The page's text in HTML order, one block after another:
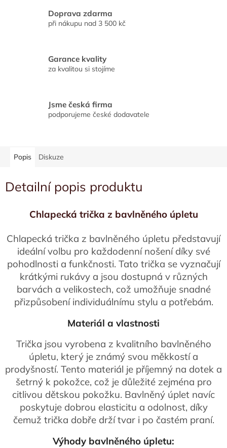
Doprava zdarma
při nákupu nad 3 500 kč
Garance kvality
za kvalitou si stojíme
Jsme česká firma
podporujeme české dodavatele
Popis Diskuze
Detailní popis produktu
Chlapecká trička z bavlněného úpletu
Chlapecká trička z bavlněného úpletu představují
ideální volbu pro každodenní nošení díky své
pohodlnosti a funkčnosti. Tato trička se vyznačují
krátkými rukávy a jsou dostupná v různých
barvách a velikostech, což umožňuje snadné
přizpůsobení individuálnímu stylu a potřebám.
Materiál a vlastnosti
Trička jsou vyrobena z kvalitního bavlněného
úpletu, který je známý svou měkkostí a
prodyšností. Tento materiál je příjemný na dotek a
šetrný k pokožce, což je důležité zejména pro
citlivou dětskou pokožku. Bavlněný úplet navíc
poskytuje dobrou elasticitu a odolnost, díky
čemuž trička dobře drží tvar i po častém praní.
Výhody bavlněného úpletu: